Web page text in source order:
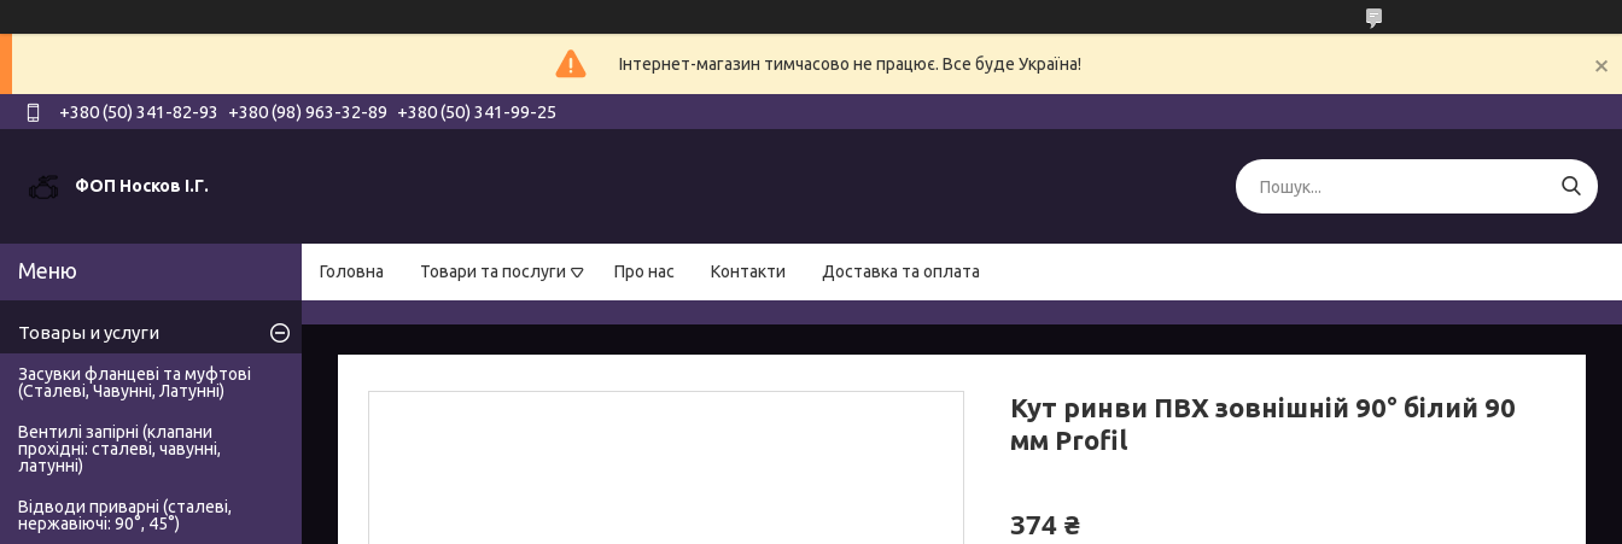
Інтернет-магазин тимчасово не працює. Все буде Україна!
+380 (50) 341-82-93 +380 (98) 963-32-89 +380 (50) 341-99-25
ФОП Носков І.Г.
Головна Товари та послуги Про нас Контакти Доставка та оплата
Кут ринви ПВХ зовнішній 90° білий 90
мм Profil
374 ₴
Товары и услуги
Засувки фланцеві та муфтові
(Сталеві, Чавунні, Латунні)
Вентилі запірні (клапани
прохідні: сталеві, чавунні,
латунні)
Відводи приварні (сталеві,
нержавіючі: 90°, 45°)